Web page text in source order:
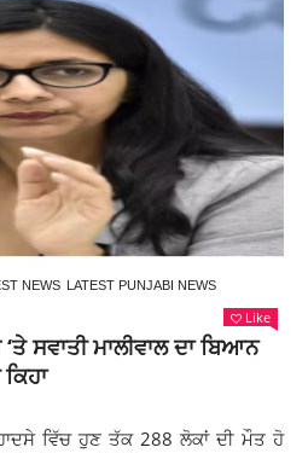
NEWS LATEST PUNJABI NEWS
Like
ਸਵਾਤੀ ਮਾਲੀਵਾਲ ਦਾ ਬਿਆਨ
ਵਿੱਚ ਹੁਣ ਤੱਕ 288 ਲੋਕਾਂ ਦੀ ਮੌਤ ਹੋ